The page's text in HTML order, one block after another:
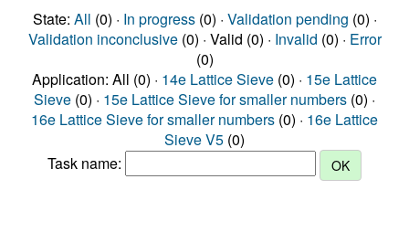
State: All (0) · In progress(0) · Validation pending (0) ·
Validation inconclusive(0) · Valid (0) · Invalid (0) · Error
(0)
Application: All (0) · 14e Lattice Sieve (0) · 15e Lattice
Sieve (0) · 15e Lattice Sieve for smaller numbers (0) ·
16e Lattice Sieve for smaller numbers (0) · 16e Lattice
Sieve V5 (0)
Task name: